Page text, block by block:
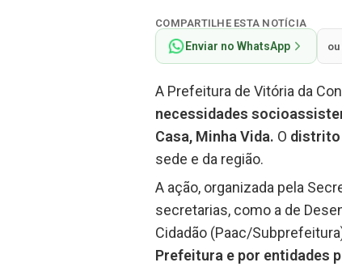
COMPARTILHE ESTA NOTÍCIA
Enviar no WhatsApp
A Prefeitura de Vitória da
necessidades
Casa, Minha Vida. O distrito
sede e da região.
A ação, organizada pela
secretarias, como a de
Cidadão (Paac/
Prefeitura e por entidades